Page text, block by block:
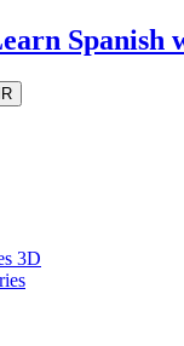
Spanish
3D